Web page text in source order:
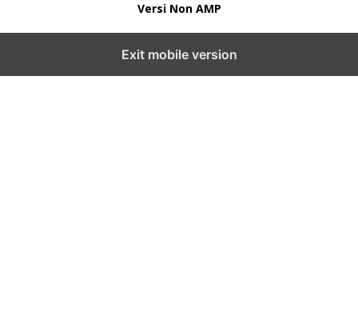
Versi Non AMP
Exit mobile version